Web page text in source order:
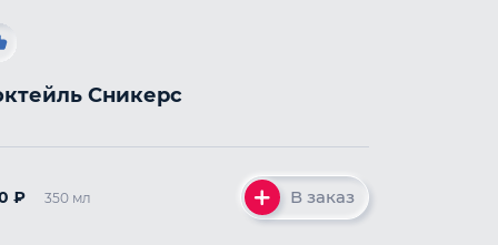
Сникерс
₽ 350 мл В заказ